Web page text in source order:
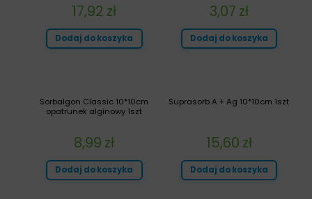
3,07 zł
Dodaj do koszyka
17,92 zł
Dodaj do koszyka
Suprasorb A + Ag 10*10cm 1szt
15,60 zł
Dodaj do koszyka
Sorbalgon Classic 10*10cm
opatrunek alginowy 1szt
8,99 zł
Dodaj do koszyka